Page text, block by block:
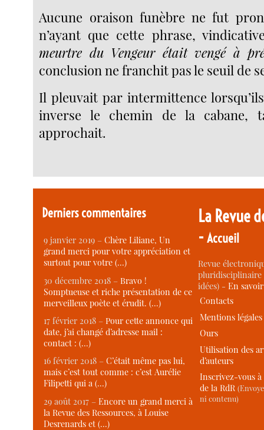
Aucune oraison funèbre ne fut
n’ayant que cette phrase,
meurtre du Vengeur était vengé à
conclusion ne franchit pas le seuil de
Il pleuvait par intermittence
inverse le chemin de la cabane,
approchait.
Derniers commentaires
9 janvier 2019 –Chère Liliane, Un
grand merci pour votre appréciation et
surtout pour votre (…)
30 décembre 2018 –Bravo !
Somptueuse et riche présentation de ce
merveilleux poète et érudit. (…)
17 février 2018 –Pour cette annonce qui
date, j’ai changé d’adresse mail :
contact : (…)
16 février 2018 –C’était même pas lui,
mais c’est tout comme : c’est Aurélie
Filipetti qui a (…)
29 août 2017 –Encore un grand merci à
la Revue des Ressources, à Louise
Desrenards et (…)
La Revue
-Accueil
Revue
idées) -En
Contacts
Mentions légales
Ours
Utilisation des
d’auteurs
Inscrivez-vous
de la RdR
ni contenu)